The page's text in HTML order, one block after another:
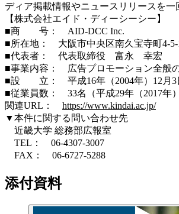
ディア掲載情報やニュースリリースを
【株式会社エイド・ディーシーシー】
■商 号： AID-DCC Inc.
■所在地： 大阪市中央区南久宝寺町4-
■代表者： 代表取締役 富永 幸宏
■事業内容： 広告プロモーション全般
■設 立： 平成16年（2004年）12月3
■従業員数： 33名（平成29年（2017年）
関連URL： https://www.kindai.ac.jp/
▼本件に関する問い合わせ先
近畿大学 総務部広報室
TEL： 06-4307-3007
FAX： 06-6727-5288
添付資料